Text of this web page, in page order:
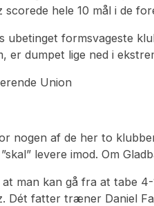
scorede hele 10 mål i de
ubetinget formsvageste
er dumpet lige ned i
Union
nogen af de her to
levere imod. Om
man kan gå fra at tabe
Dét fatter træner Daniel